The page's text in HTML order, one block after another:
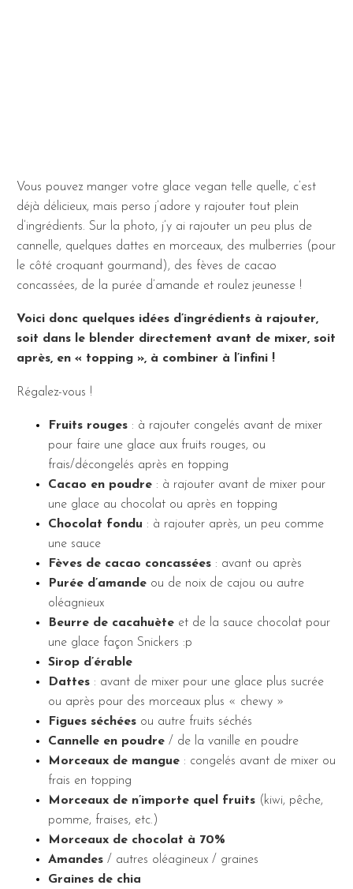
Vous pouvez manger votre glace vegan telle quelle, c’est
déjà délicieux, mais perso j’adore y rajouter tout plein
d’ingrédients. Sur la photo, j’y ai rajouter un peu plus de
cannelle, quelques dattes en morceaux, des mulberries (pour
le côté croquant gourmand), des fèves de cacao
concassées, de la purée d’amande et roulez jeunesse !
Voici donc quelques idées d’ingrédients à rajouter,
soit dans le blender directement avant de mixer, soit
après, en « topping », à combiner à l’infini !
Régalez-vous !
Fruits rouges : à rajouter congelés avant de mixer
pour faire une glace aux fruits rouges, ou
frais/décongelés après en topping
Cacao en poudre : à rajouter avant de mixer pour
une glace au chocolat ou après en topping
Chocolat fondu : à rajouter après, un peu comme
une sauce
Fèves de cacao concassées : avant ou après
Purée d’amande ou de noix de cajou ou autre
oléagnieux
Beurre de cacahuète et de la sauce chocolat pour
une glace façon Snickers :p
Sirop d’érable
Dattes : avant de mixer pour une glace plus sucrée
ou après pour des morceaux plus « chewy »
Figues séchées ou autre fruits séchés
Cannelle en poudre / de la vanille en poudre
Morceaux de mangue : congelés avant de mixer ou
frais en topping
Morceaux de n’importe quel fruits (kiwi, pêche,
pomme, fraises, etc.)
Morceaux de chocolat à 70%
Amandes / autres oléagineux / graines
Graines de chia